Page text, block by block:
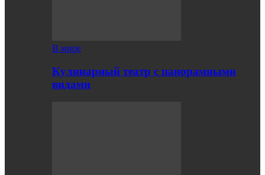
В мире
Кулинарный театр с панорамными
видами